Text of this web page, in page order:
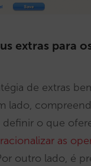
extras para
de extras
lado,
definir o que
racionalizar as
outro lado, é